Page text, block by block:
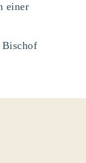
einer
Bischof